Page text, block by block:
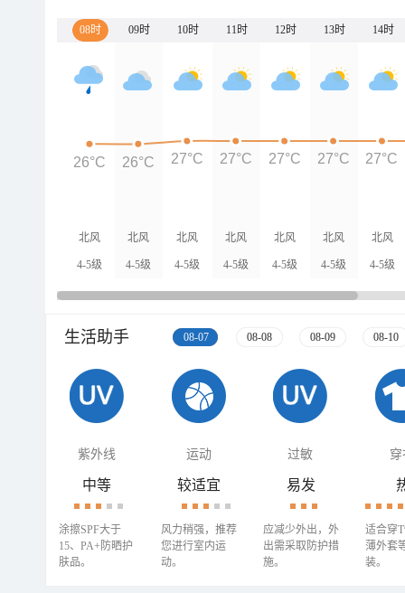
08时 09时 10时 11时 12时 13时 14时
北风
4-5级
北风
4-5级
北风
4-5级
北风
4-5级
北风
4-5级
北风
4-5级
北风
4-5级
26°C 26°C 27°C 27°C 27°C 27°C 27°C
生活助手 08-07 08-08 08-09 08-10
紫外线 运动 过敏 穿
中等
涂擦SPF大于
15、PA+防晒护
肤品。
较适宜
风力稍强，推荐
您进行室内运
动。
易发
应减少外出，外
出需采取防护措
施。
适合穿
薄外套
装。